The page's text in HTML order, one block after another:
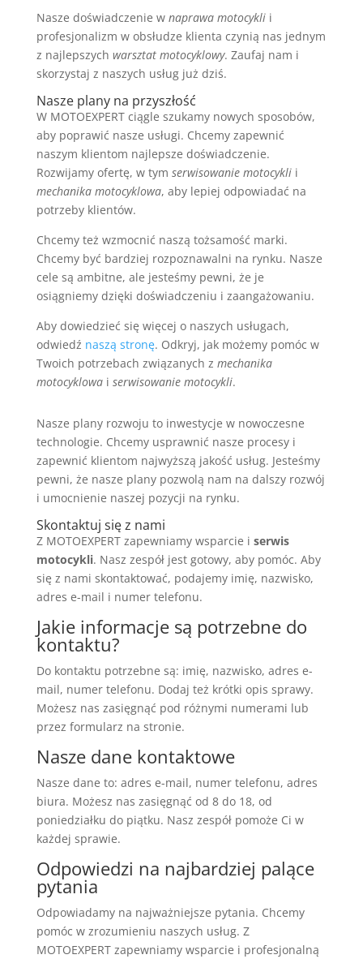
Nasze doświadczenie w naprawa motocyklii
profesjonalizm w obsłudze klienta czynią nas jednym
z najlepszych warsztat motocyklowy. Zaufaj nam i
skorzystaj z naszych usług już dziś.
Nasze plany na przyszłość
W MOTOEXPERT ciągle szukamy nowych sposobów,
aby poprawić nasze usługi. Chcemy zapewnić
naszym klientom najlepsze doświadczenie.
Rozwijamy ofertę, w tym serwisowanie motocyklii
mechanika motocyklowa, aby lepiej odpowiadać na
potrzeby klientów.
Chcemy też wzmocnić naszą tożsamość marki.
Chcemy być bardziej rozpoznawalni na rynku. Nasze
cele są ambitne, ale jesteśmy pewni, że je
osiągniemy dzięki doświadczeniu i zaangażowaniu.
Aby dowiedzieć się więcej o naszych usługach,
odwiedź naszą stronę. Odkryj, jak możemy pomóc w
Twoich potrzebach związanych z mechanika
motocyklowai serwisowanie motocykli.
Nasze plany rozwoju to inwestycje w nowoczesne
technologie. Chcemy usprawnić nasze procesy i
zapewnić klientom najwyższą jakość usług. Jesteśmy
pewni, że nasze plany pozwolą nam na dalszy rozwój
i umocnienie naszej pozycji na rynku.
Skontaktuj się z nami
Z MOTOEXPERT zapewniamy wsparcie i serwis
motocykli. Nasz zespół jest gotowy, aby pomóc. Aby
się z nami skontaktować, podajemy imię, nazwisko,
adres e-mail i numer telefonu.
Jakie informacje są potrzebne do
kontaktu?
Do kontaktu potrzebne są: imię, nazwisko, adres e-
mail, numer telefonu. Dodaj też krótki opis sprawy.
Możesz nas zasięgnąć pod różnymi numerami lub
przez formularz na stronie.
Nasze dane kontaktowe
Nasze dane to: adres e-mail, numer telefonu, adres
biura. Możesz nas zasięgnąć od 8 do 18, od
poniedziałku do piątku. Nasz zespół pomoże Ci w
każdej sprawie.
Odpowiedzi na najbardziej palące
pytania
Odpowiadamy na najważniejsze pytania. Chcemy
pomóc w zrozumieniu naszych usług. Z
MOTOEXPERT zapewniamy wsparcie i profesjonalną